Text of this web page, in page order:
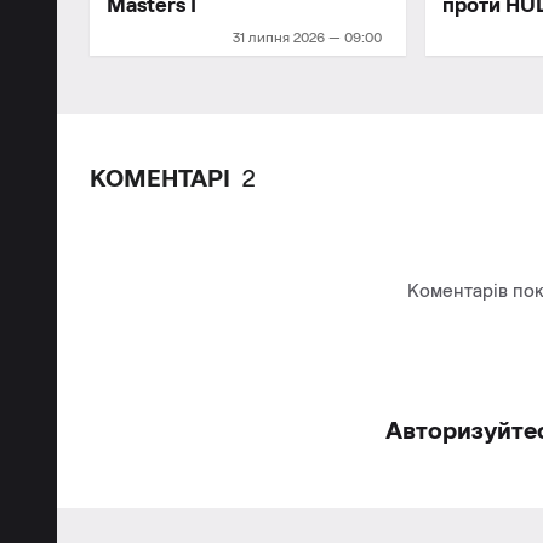
31 липня 2026 — 09:00
Masters I проти
КОМЕНТАРІ 2
Коментарів